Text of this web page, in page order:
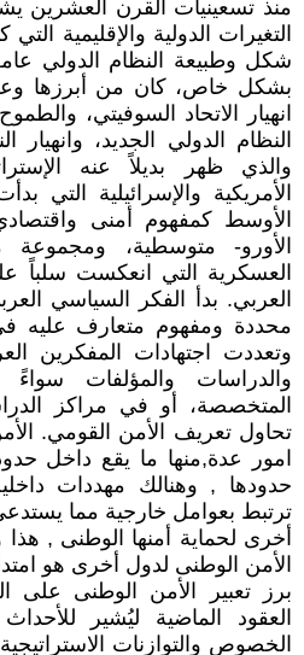
منذ تسعينيات القرن العشرين
التغيرات الدولية والإقليمية
شكل وطبيعة النظام الدولي
بشكل خاص، كان من أبرزها
انهيار الاتحاد السوفيتي،
النظام الدولي الجديد، وانهيار
والذي ظهر بديلاً عنه
الأمريكية والإسرائيلية التي
الأوسط كمفهوم أمنى
الأورو- متوسطية، ومجموعة
العسكرية التي انعكست سلباً
العربي. بدأ الفكر السياسي
محددة ومفهوم متعارف عليه
وتعددت اجتهادات المفكرين
والدراسات والمؤلفات سواءً
المتخصصة، أو في مراكز
تحاول تعريف الأمن القومي.
امور عدة,منها ما يقع داخل
حدودها , وهنالك مهددات
ترتبط بعوامل خارجية مما
أخرى لحماية أمنها الوطنى ,
الأمن الوطنى لدول أخرى هو
برز تعبير الأمن الوطنى
العقود الماضية ليُشير
الخصوص والتوازنات